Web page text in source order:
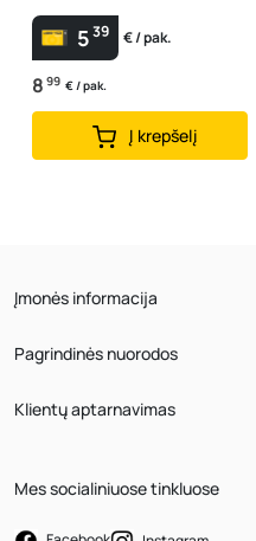
539 € / pak.
8 99 € / pak.
Į krepšelį
Įmonės informacija
Pagrindinės nuorodos
Klientų aptarnavimas
Mes socialiniuose tinkluose